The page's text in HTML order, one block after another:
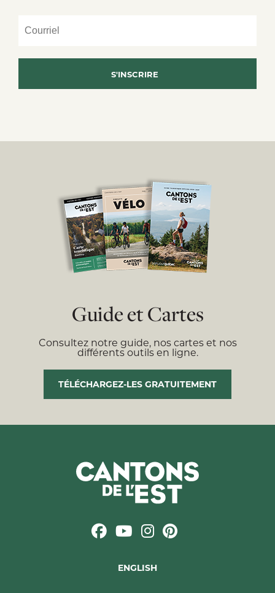
Guide et Cartes
Consultez notre guide, nos cartes et nos
différents outils en ligne.
TÉLÉCHARGEZ-LES GRATUITEMENT
ENGLISH